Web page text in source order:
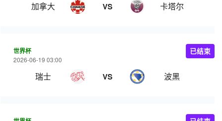
加拿大 VS 卡塔尔
世界杯
2026-06-19 03:00
瑞士 VS 波黑
已结束